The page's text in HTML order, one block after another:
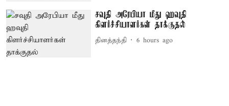
சவுதி அரேபியா மீது ஹவுதி
கிளர்ச்சியாளர்கள் தாக்குதல்
தினத்தந்தி 6 hours ago